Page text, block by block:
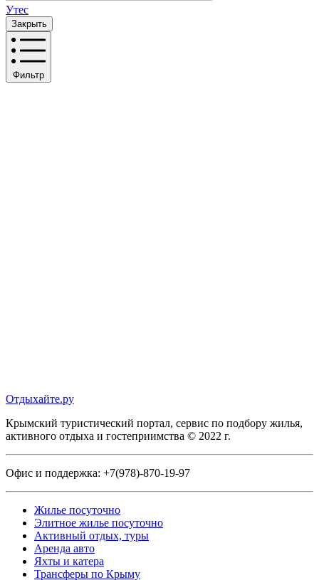
Утес
Закрыть
Фильтр
Отдыхайте.ру
Крымский туристический портал, сервис по подбору жилья,
активного отдыха и гостеприимства © 2022 г.
Офис и поддержка: +7(978)-870-19-97
Жилье посуточно
Элитное жилье посуточно
Активный отдых, туры
Аренда авто
Яхты и катера
Трансферы по Крыму